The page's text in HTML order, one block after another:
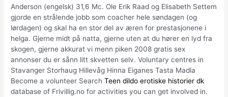
Anderson (engelsk) 31,6 Mc. Ole Erik Raad og Elisabeth Settem
gjorde en strålende jobb som coacher hele søndagen (og
lørdagen) og skal ha en stor del av æren for prestasjonene i
helga. Gjerne midt på natta, gjerne uten at du hører en lyd fra
skogen, gjerne akkurat vi menn piken 2008 gratis sex
annonser du er sånn litt skvetten selv. Voluntary centres in
Stavanger Storhaug Hillevåg Hinna Eiganes Tasta Madla
Become a volunteer SearchTeen dildo erotiske historier dk
database of Frivillig.no for activities you can get involved in.